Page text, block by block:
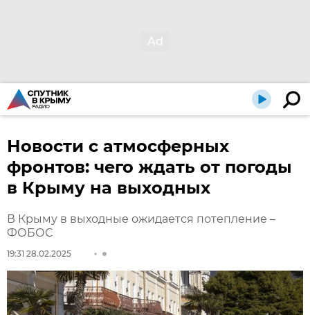
Новости с атмосферных
фронтов: чего ждать от погоды
в Крыму на выходных
В Крыму в выходные ожидается потепление –
ФОБОС
19:31 28.02.2025